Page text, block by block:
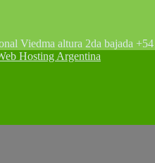
Viedma altura 2da bajada
Hosting Argentina